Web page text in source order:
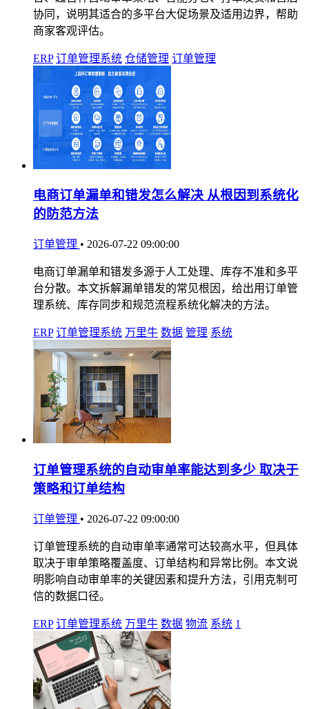
协同，说明其适合的多平台大促场景及适用边界，帮助
商家客观评估。
ERP 订单管理系统 仓储管理 订单管理
电商订单漏单和错发怎么解决 从根因到系统化
的防范方法
订单管理 • 2026-07-22 09:00:00
电商订单漏单和错发多源于人工处理、库存不准和多平
台分散。本文拆解漏单错发的常见根因，给出用订单管
理系统、库存同步和规范流程系统化解决的方法。
ERP 订单管理系统 万里牛 数据 管理 系统
订单管理系统的自动审单率能达到多少 取决于
策略和订单结构
订单管理 • 2026-07-22 09:00:00
订单管理系统的自动审单率通常可达较高水平，但具体
取决于审单策略覆盖度、订单结构和异常比例。本文说
明影响自动审单率的关键因素和提升方法，引用克制可
信的数据口径。
ERP 订单管理系统 万里牛 数据 物流 系统 1